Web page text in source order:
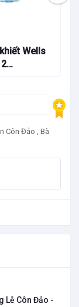
Côn Đảo , Bà
Wells